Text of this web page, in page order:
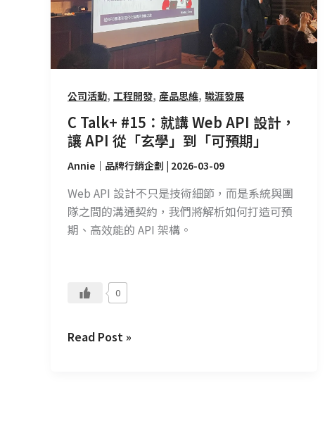
公司活動, 工程開發, 產品思維, 職涯發展
C Talk+ #15：就講 Web API 設計，
讓 API 從「玄學」到「可預期」
Annie｜品牌行銷企劃 | 2026-03-09
Web API 設計不只是技術細節，而是系統與團
隊之間的溝通契約，我們將解析如何打造可預
期、高效能的 API 架構。
0
API
設
計，
讓
從
「玄
學」
到
預
期」
Read Post »